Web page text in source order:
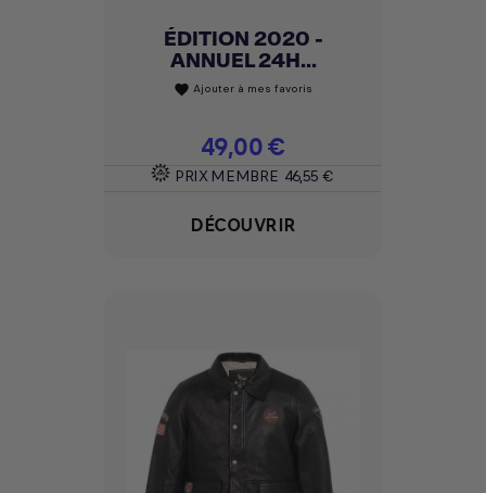
ÉDITION 2020 -
ANNUEL 24H...
favorite Ajouter à mes favoris
Prix
49,00 €
PRIX MEMBRE 46,55 €
DÉCOUVRIR